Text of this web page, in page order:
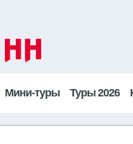
Мини-туры Туры 2026